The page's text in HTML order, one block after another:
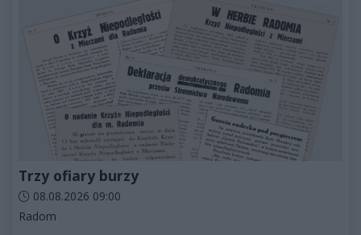
Trzy ofiary burzy
Data dodania artykułu:
08.08.2026 09:00
Kategorie artykułu:
Radom